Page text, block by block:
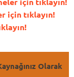
için tıklayın!
Olarak